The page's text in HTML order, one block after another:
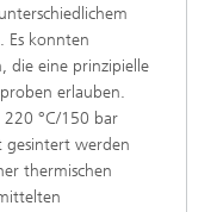
Es konnten
die eine prinzipielle
erlauben.
220 °C/150 bar
gesintert werden
thermischen